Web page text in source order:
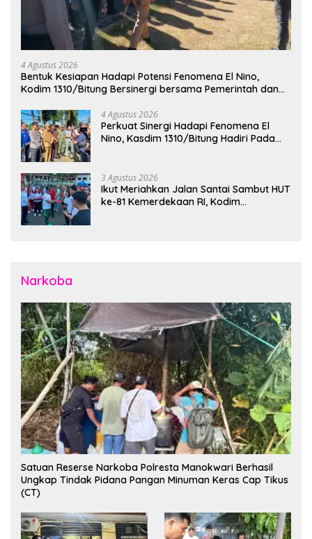
4 Agustus 2026
Bentuk Kesiapan Hadapi Potensi Fenomena El Nino,
Kodim 1310/Bitung Bersinergi bersama Pemerintah dan
Bencana
4 Agustus 2026
Perkuat Sinergi Hadapi Fenomena El
Nino, Kasdim 1310/Bitung Hadiri Pada
3 Agustus 2026
Ikut Meriahkan Jalan Santai Sambut HUT
ke-81 Kemerdekaan RI, Kodim
Narkoba
Satuan Reserse Narkoba Polresta Manokwari Berhasil
Ungkap Tindak Pidana Pangan Minuman Keras Cap Tikus
(CT)